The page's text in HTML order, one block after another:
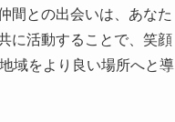
間との出会いは、あなた
に活動することで、笑顔
域をより良い場所へと導